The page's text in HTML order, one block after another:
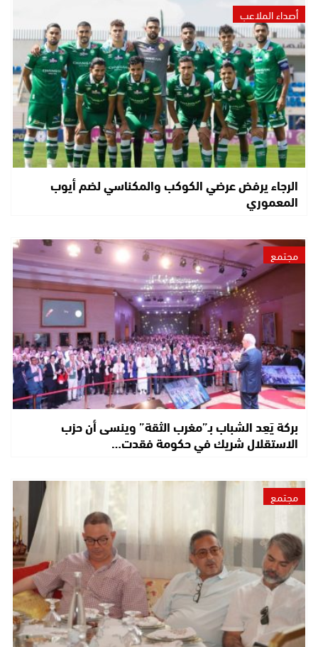
أصداء الملاعب
الرجاء يرفض عرضي الكوكب والمكناسي لضم أيوب
المعموري
مجتمع
بركة يَعِد الشباب بـ”مغرب الثقة” وينسى أن حزب
الاستقلال شريك في حكومة فقدت…
مجتمع